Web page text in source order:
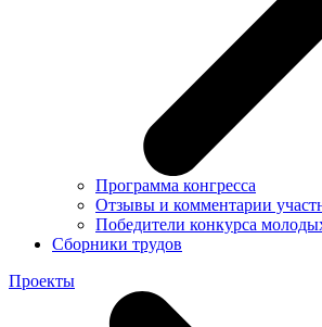
Программа конгресса
Отзывы и комментарии
Победители конкурса
Сборники трудов
Проекты